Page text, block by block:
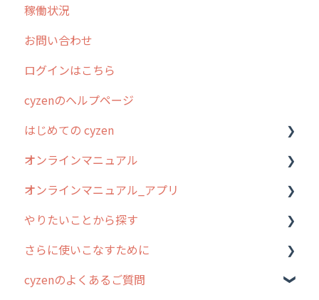
不動産
2026年のリリース情報
2025年のリリース情報
2024年のリリース情報
2023年のリリース情報
過去のリリース
2019年までのリリース情報
お客様の声を実現しました
稼働状況
お問い合わせ
ログインはこちら
cyzenのヘルプページ
はじめての cyzen
0. はじめてのcyzenの使い方
1. cyzenについて知ろう
2. 主要機能の概要
3. cyzenの位置情報取得について
4. cyzen利用前の準備：システム管理者編
オンラインマニュアル
管理サイトの使い始め
ユーザー・グループ管理
行動管理
予定管理
オンラインマニュアル_アプリ
アプリの使い始め
ホーム画面
スポット
やりたいことから探す
行動管理
勤怠管理
さらに使いこなすために
はじめに
cyzenのよくあるご質問